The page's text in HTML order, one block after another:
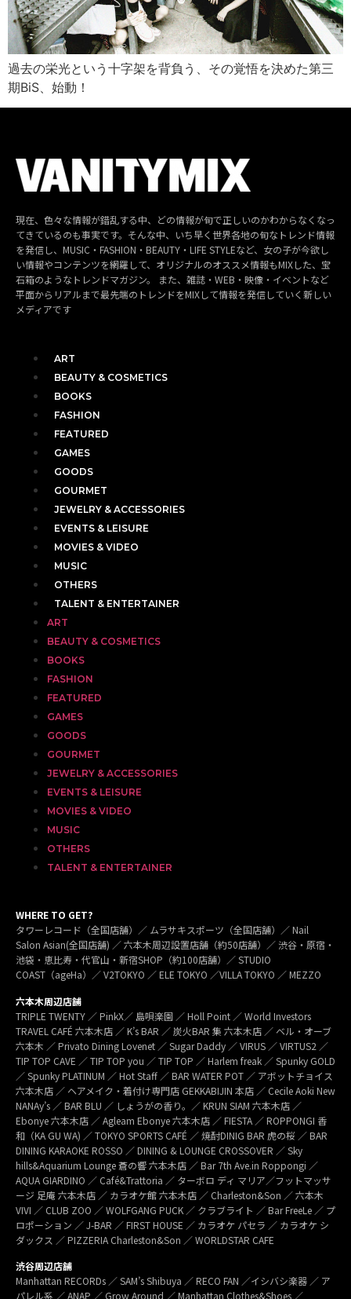
過去の栄光という十字架を背負う、その覚悟を決めた第三
期BiS、始動！
現在、色々な情報が錯乱する中、どの情報が旬で正しいのかわからなくなっ
てきているのも事実です。そんな中、いち早く世界各地の旬なトレンド情報
を発信し、MUSIC・FASHION・BEAUTY・LIFE STYLEなど、女の子が今欲し
い情報やコンテンツを網羅して、オリジナルのオススメ情報もMIXした、宝
石箱のようなトレンドマガジン。 また、雑誌・WEB・映像・イベントなど
平面からリアルまで最先端のトレンドをMIXして情報を発信していく新しい
メディアです
ART
BEAUTY & COSMETICS
BOOKS
FASHION
FEATURED
GAMES
GOODS
GOURMET
JEWELRY & ACCESSORIES
EVENTS & LEISURE
MOVIES & VIDEO
MUSIC
OTHERS
TALENT & ENTERTAINER
ART
BEAUTY & COSMETICS
BOOKS
FASHION
FEATURED
GAMES
GOODS
GOURMET
JEWELRY & ACCESSORIES
EVENTS & LEISURE
MOVIES & VIDEO
MUSIC
OTHERS
TALENT & ENTERTAINER
WHERE TO GET?
タワーレコード（全国店舗）／ ムラサキスポーツ（全国店舗）／ Nail
Salon Asian(全国店舗) ／ 六本木周辺設置店舗（約50店舗）／ 渋谷・原宿・
池袋・恵比寿・代官山・新宿SHOP（約100店舗）／ STUDIO
COAST（ageHa）／ V2TOKYO ／ ELE TOKYO ／VILLA TOKYO ／ MEZZO
六本木周辺店舗
TRIPLE TWENTY ／ PinkX／ 島唄楽園 ／ Holl Point ／ World Investors
TRAVEL CAFÉ 六本木店 ／ K’s BAR ／ 炭火BAR 集 六本木店 ／ ベル・オーブ
六本木 ／ Privato Dining Lovenet ／ Sugar Daddy ／ VIRUS ／ VIRTUS2 ／
TIP TOP CAVE ／ TIP TOP you ／ TIP TOP ／ Harlem freak ／ Spunky GOLD
／ Spunky PLATINUM ／ Hot Staff ／ BAR WATER POT ／ アボットチョイス
六本木店 ／ ヘアメイク・着付け専門店 GEKKABIJIN 本店 ／ Cecile Aoki New
NANAy’s ／ BAR BLU ／ しょうがの香り。／ KRUN SIAM 六本木店 ／
Ebonye 六本木店 ／ Agleam Ebonye 六本木店 ／ FIESTA ／ ROPPONGI 香
和（KA GU WA) ／ TOKYO SPORTS CAFÉ ／ 焼酎DINIG BAR 虎の桜 ／ BAR
DINING KARAOKE ROSSO ／ DINING & LOUNGE CROSSOVER ／ Sky
hills&Aquarium Lounge 蒼の響 六本木店 ／ Bar 7th Ave.in Roppongi ／
AQUA GIARDINO ／ Café&Trattoria ／ ターボロ ディ マリア／フットマッサ
ージ 足庵 六本木店 ／ カラオケ館 六本木店 ／ Charleston&Son ／ 六本木
VIVI ／ CLUB ZOO ／ WOLFGANG PUCK ／ クラブライト ／ Bar FreeLe ／ プ
ロポーション ／ J-BAR ／ FIRST HOUSE ／ カラオケ パセラ ／ カラオケ シ
ダックス ／ PIZZERIA Charleston&Son ／ WORLDSTAR CAFE
渋谷周辺店舗
Manhattan RECORDs ／ SAM’s Shibuya ／ RECO FAN ／イシバシ楽器 ／ ア
パレル系 ／ ANAP ／ Grow Around ／ Manhattan Clothes&Shoes ／